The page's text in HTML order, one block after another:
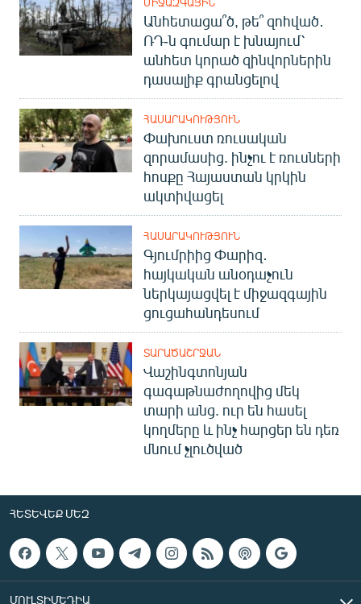
Անհետացա՞ծ, թե՞ զոհված․
ՌԴ-ն գումար է խնայում՝
անհետ կորած զինվորներին
դասալիք գրանցելով
ՀԱՍԱՐԱԿՈՒԹՅՈՒՆ
Փախուստ ռուսական
զորամասից. ինչու է ռուսների
հոսքը Հայաստան կրկին
ակտիվացել
ՀԱՍԱՐԱԿՈՒԹՅՈՒՆ
Գյումրիից Փարիզ․
հայկական անօդաչուն
ներկայացվել է միջազգային
ցուցահանդեսում
ՏԱՐԱԾԱՇՐՋԱՆ
Վաշինգտոնյան
գագաթնաժողովից մեկ
տարի անց. ուր են հասել
կողմերը և ինչ հարցեր են դեռ
մնում չլուծված
ՀԵՏԵՎԵՔ ՄԵԶ
ՄՈՒԼՏԻՄԵԴԻԱ